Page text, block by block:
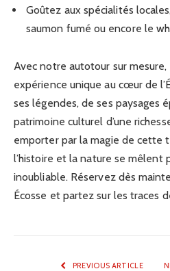
Goûtez aux spécialités
saumon fumé ou encore le
Avec notre autotour sur
expérience unique au cœur de
ses légendes, de ses paysages
patrimoine culturel d’une
emporter par la magie de cette
l’histoire et la nature se mêlent
inoubliable. Réservez dès
Écosse et partez sur les traces
PREVIOUS ARTICLE